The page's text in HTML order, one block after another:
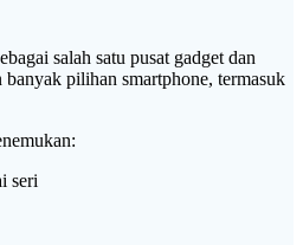
salah satu pusat gadget dan
pilihan smartphone, termasuk
seri